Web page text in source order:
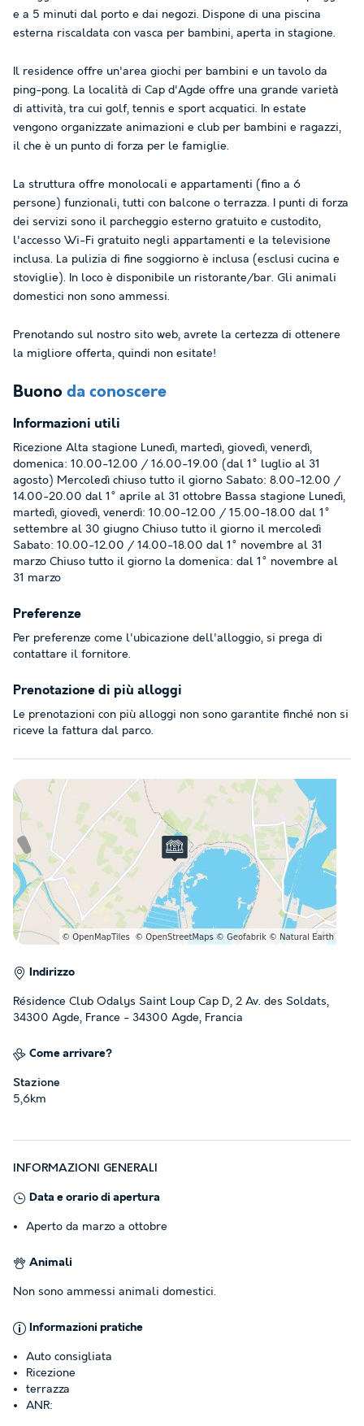
e a 5 minuti dal porto e dai negozi. Dispone di una piscina
esterna riscaldata con vasca per bambini, aperta in stagione.
Il residence offre un'area giochi per bambini e un tavolo da
ping-pong. La località di Cap d'Agde offre una grande varietà
di attività, tra cui golf, tennis e sport acquatici. In estate
vengono organizzate animazioni e club per bambini e ragazzi,
il che è un punto di forza per le famiglie.
La struttura offre monolocali e appartamenti (fino a 6
persone) funzionali, tutti con balcone o terrazza. I punti di forza
dei servizi sono il parcheggio esterno gratuito e custodito,
l'accesso Wi-Fi gratuito negli appartamenti e la televisione
inclusa. La pulizia di fine soggiorno è inclusa (esclusi cucina e
stoviglie). In loco è disponibile un ristorante/bar. Gli animali
domestici non sono ammessi.
Prenotando sul nostro sito web, avrete la certezza di ottenere
la migliore offerta, quindi non esitate!
Buono da conoscere
Informazioni utili
Ricezione Alta stagione Lunedì, martedì, giovedì, venerdì,
domenica: 10.00-12.00 / 16.00-19.00 (dal 1° luglio al 31
agosto) Mercoledì chiuso tutto il giorno Sabato: 8.00-12.00 /
14.00-20.00 dal 1° aprile al 31 ottobre Bassa stagione Lunedì,
martedì, giovedì, venerdì: 10.00-12.00 / 15.00-18.00 dal 1°
settembre al 30 giugno Chiuso tutto il giorno il mercoledì
Sabato: 10.00-12.00 / 14.00-18.00 dal 1° novembre al 31
marzo Chiuso tutto il giorno la domenica: dal 1° novembre al
31 marzo
Preferenze
Per preferenze come l'ubicazione dell'alloggio, si prega di
contattare il fornitore.
Prenotazione di più alloggi
Le prenotazioni con più alloggi non sono garantite finché non si
riceve la fattura dal parco.
Indirizzo
Résidence Club Odalys Saint Loup Cap D, 2 Av. des Soldats,
34300 Agde, France - 34300 Agde, Francia
Come arrivare?
Stazione
5,6km
INFORMAZIONI GENERALI
Data e orario di apertura
Aperto da marzo a ottobre
Animali
Non sono ammessi animali domestici.
Informazioni pratiche
Auto consigliata
Ricezione
terrazza
ANR: